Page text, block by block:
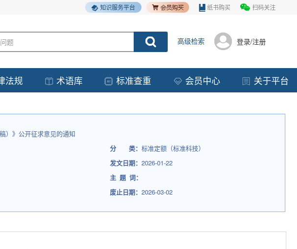
知识服务平台 纸书购买 扫码关注
题 高级检索 登录/注册
法规 术语库 标准查重 会员中心 关于平台
）》公开征求意见的通知
分 类： 标准定额（标准科技）
发文日期： 2026-01-22
主 题 词：
废止日期： 2026-03-02